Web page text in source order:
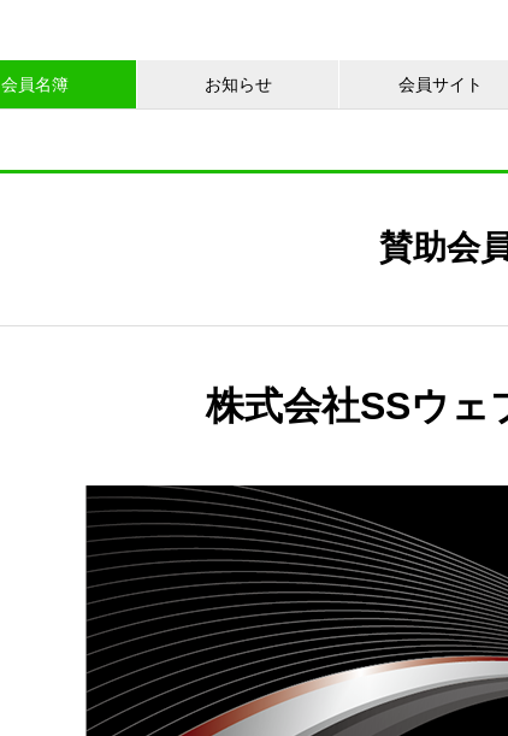
会員名簿 お知らせ 会員サイト
賛助会
株式会社SSウェ